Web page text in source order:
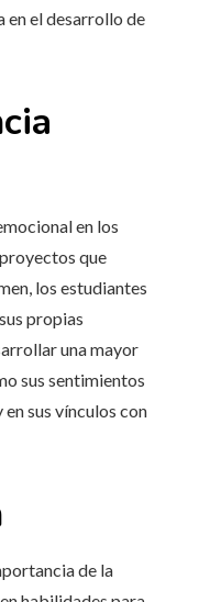
en el desarrollo de
en los
que
los estudiantes
propias
una mayor
sus sentimientos
sus vínculos con
de la